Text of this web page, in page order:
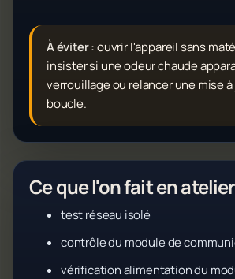
À éviter :ouvrir l'appareil sans
insister si une odeur chaude
verrouillage ou relancer une mise à
boucle.
Ce que l'on fait en atelier
test réseau isolé
contrôle du module de
vérification alimentation du